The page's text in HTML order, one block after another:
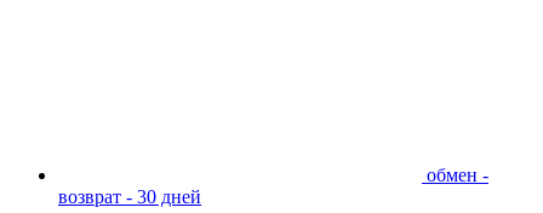
обмен -
возврат - 30 дней